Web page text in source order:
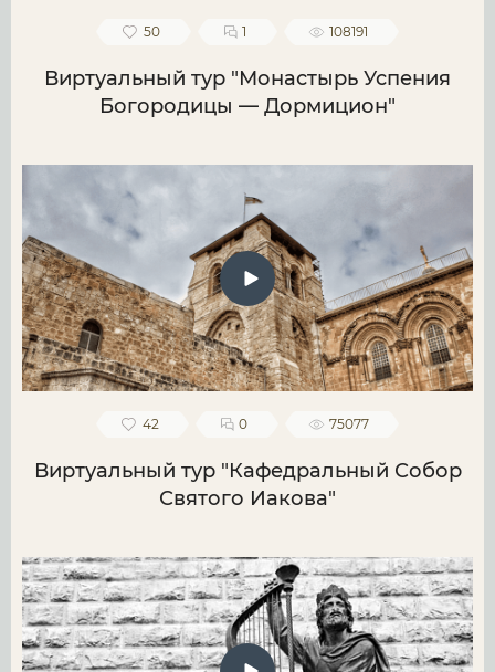
50 1 108191
Виртуальный тур "Монастырь Успения
Богородицы — Дормицион"
42 0 75077
Виртуальный тур "Кафедральный Собор
Святого Иакова"